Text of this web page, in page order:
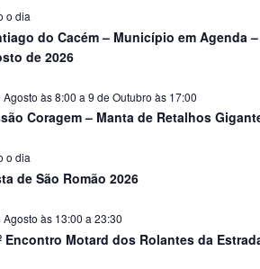
o dia
do Cacém – Município em Agenda –
de 2026
Agosto às 8:00 a 9 de Outubro às 17:00
Coragem – Manta de Retalhos
o dia
de São Romão 2026
Agosto às 13:00 a 23:30
Encontro Motard dos Rolantes da